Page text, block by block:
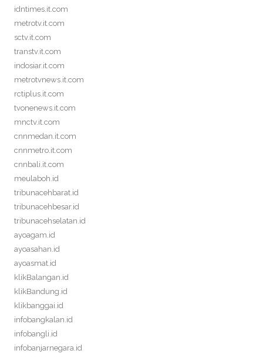
idntimes.it.com
metrotv.it.com
sctv.it.com
transtv.it.com
indosiar.it.com
metrotvnews.it.com
rctiplus.it.com
tvonenews.it.com
mnctv.it.com
cnnmedan.it.com
cnnmetro.it.com
cnnbali.it.com
meulaboh.id
tribunacehbarat.id
tribunacehbesar.id
tribunacehselatan.id
ayoagam.id
ayoasahan.id
ayoasmat.id
klikBalangan.id
klikBandung.id
klikbanggai.id
infobangkalan.id
infobangli.id
infobanjarnegara.id